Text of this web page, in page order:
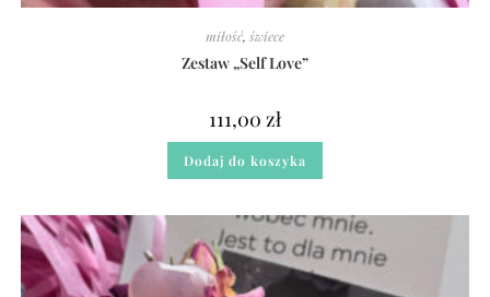
miłość, świece
Zestaw „Self Love”
111,00 zł
Dodaj do koszyka